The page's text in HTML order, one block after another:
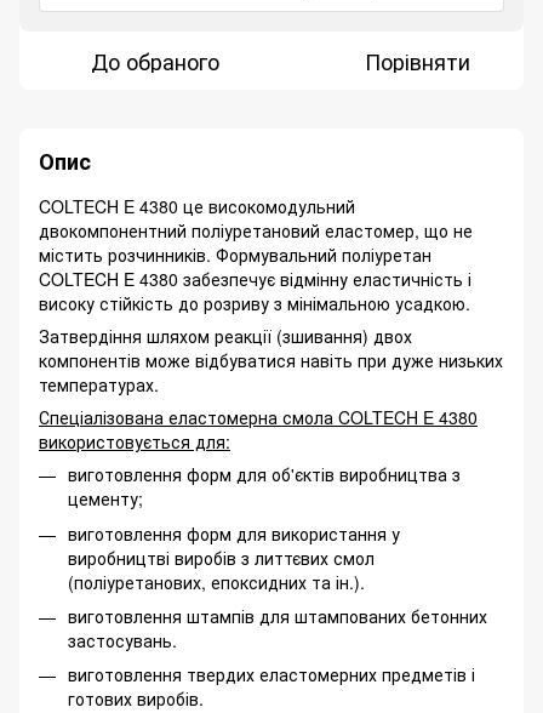
До обраного Порівняти
Опис
COLTECH E 4380 це високомодульний
двокомпонентний поліуретановий еластомер, що не
містить розчинників. Формувальний поліуретан
COLTECH E 4380 забезпечує відмінну еластичність і
високу стійкість до розриву з мінімальною усадкою.
Затвердіння шляхом реакції (зшивання) двох
компонентів може відбуватися навіть при дуже низьких
температурах.
Спеціалізована еластомерна смола COLTECH E 4380
використовується для:
виготовлення форм для об'єктів виробництва з
цементу;
виготовлення форм для використання у
виробництві виробів з литтєвих смол
(поліуретанових, епоксидних та ін.).
виготовлення штампів для штампованих бетонних
застосувань.
виготовлення твердих еластомерних предметів і
готових виробів.